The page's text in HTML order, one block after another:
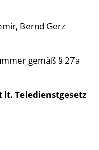
Bernd Gerz
gemäß § 27a
Teledienstgesetz